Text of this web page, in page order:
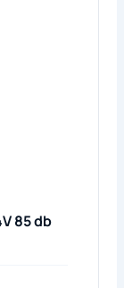
85 db